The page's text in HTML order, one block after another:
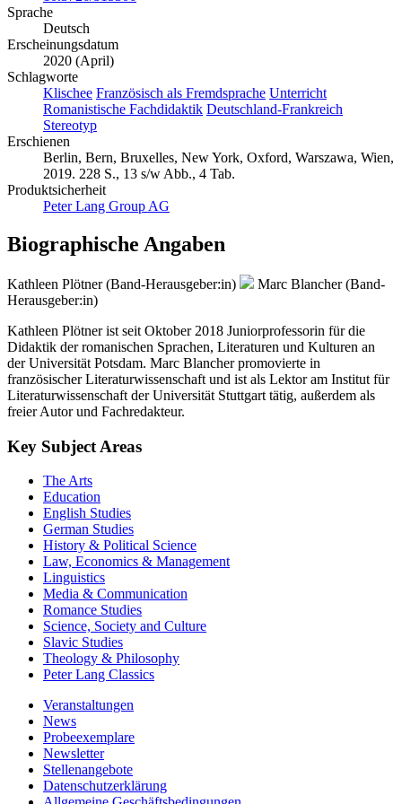
Sprache
Deutsch
Erscheinungsdatum
2020 (April)
Schlagworte
Klischee Französisch als Fremdsprache Unterricht
Romanistische Fachdidaktik Deutschland-Frankreich
Stereotyp
Erschienen
Berlin, Bern, Bruxelles, New York, Oxford, Warszawa, Wien,
2019. 228 S., 13 s/w Abb., 4 Tab.
Produktsicherheit
Peter Lang Group AG
Biographische Angaben
Kathleen Plötner (Band-Herausgeber:in)
Marc Blancher (Band-
Herausgeber:in)
Kathleen Plötner ist seit Oktober 2018 Juniorprofessorin für die
Didaktik der romanischen Sprachen, Literaturen und Kulturen an
der Universität Potsdam. Marc Blancher promovierte in
französischer Literaturwissenschaft und ist als Lektor am Institut für
Literaturwissenschaft der Universität Stuttgart tätig, außerdem als
freier Autor und Fachredakteur.
Key Subject Areas
The Arts
Education
English Studies
German Studies
History & Political Science
Law, Economics & Management
Linguistics
Media & Communication
Romance Studies
Science, Society and Culture
Slavic Studies
Theology & Philosophy
Peter Lang Classics
Veranstaltungen
News
Probeexemplare
Newsletter
Stellenangebote
Datenschutzerklärung